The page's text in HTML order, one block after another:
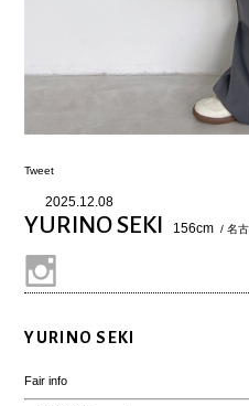
Tweet
2025.12.08
YURINO SEKI 156cm / 名
YURINO SEKI
Fair info